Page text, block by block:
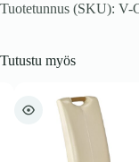
Tuotetunnus (SKU): V-
Tutustu myös